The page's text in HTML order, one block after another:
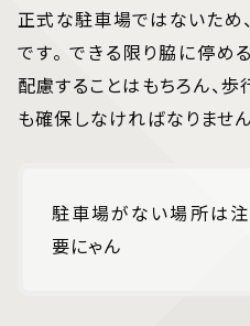
正式な駐車場ではないため
です。 できる限り脇に停め
配慮することはもちろん、
も確保しなければなりません
駐車場がない場所は
要にゃん